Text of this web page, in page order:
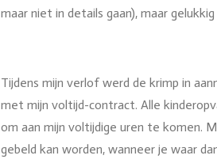
maar niet in details gaan), maar
Tijdens mijn verlof werd de krimp in
met mijn voltijd-contract. Alle
om aan mijn voltijdige uren te komen.
gebeld kan worden, wanneer je waar